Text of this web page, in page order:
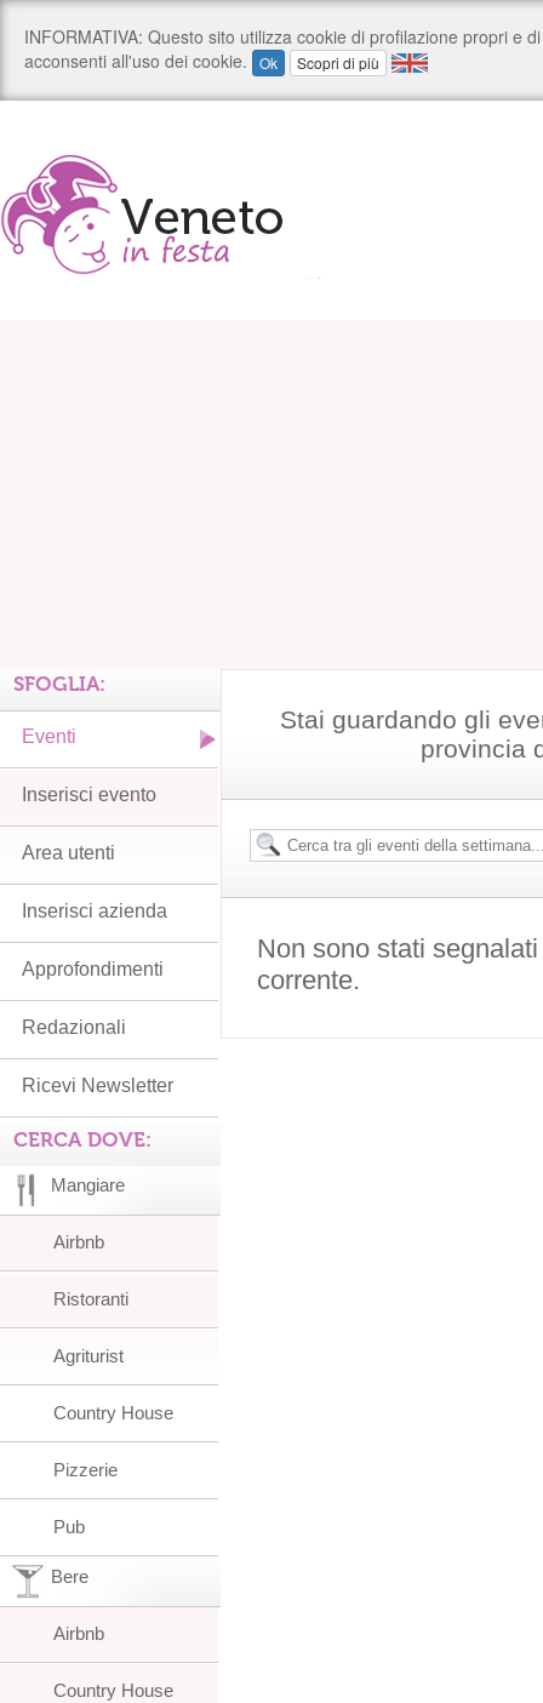
Stai guardando gli
provincia
Non sono stati
corrente.
SFOGLIA:
Eventi
Inserisci evento
Area utenti
Inserisci azienda
Approfondimenti
Redazionali
Ricevi Newsletter
CERCA DOVE:
Mangiare
Airbnb
Ristoranti
Agriturist
Country House
Pizzerie
Pub
Bere
Airbnb
Country House